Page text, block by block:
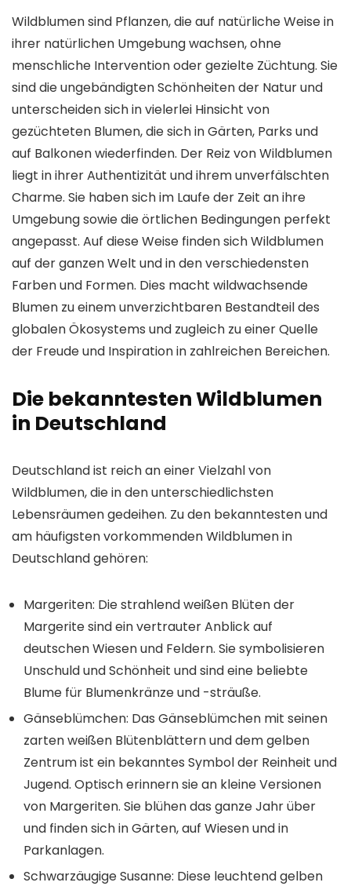
Wildblumen sind Pflanzen, die auf natürliche Weise in
ihrer natürlichen Umgebung wachsen, ohne
menschliche Intervention oder gezielte Züchtung. Sie
sind die ungebändigten Schönheiten der Natur und
unterscheiden sich in vielerlei Hinsicht von
gezüchteten Blumen, die sich in Gärten, Parks und
auf Balkonen wiederfinden. Der Reiz von Wildblumen
liegt in ihrer Authentizität und ihrem unverfälschten
Charme. Sie haben sich im Laufe der Zeit an ihre
Umgebung sowie die örtlichen Bedingungen perfekt
angepasst. Auf diese Weise finden sich Wildblumen
auf der ganzen Welt und in den verschiedensten
Farben und Formen. Dies macht wildwachsende
Blumen zu einem unverzichtbaren Bestandteil des
globalen Ökosystems und zugleich zu einer Quelle
der Freude und Inspiration in zahlreichen Bereichen.
Die bekanntesten Wildblumen
in Deutschland
Deutschland ist reich an einer Vielzahl von
Wildblumen, die in den unterschiedlichsten
Lebensräumen gedeihen. Zu den bekanntesten und
am häufigsten vorkommenden Wildblumen in
Deutschland gehören:
Margeriten: Die strahlend weißen Blüten der
Margerite sind ein vertrauter Anblick auf
deutschen Wiesen und Feldern. Sie symbolisieren
Unschuld und Schönheit und sind eine beliebte
Blume für Blumenkränze und -sträuße.
Gänseblümchen: Das Gänseblümchen mit seinen
zarten weißen Blütenblättern und dem gelben
Zentrum ist ein bekanntes Symbol der Reinheit und
Jugend. Optisch erinnern sie an kleine Versionen
von Margeriten. Sie blühen das ganze Jahr über
und finden sich in Gärten, auf Wiesen und in
Parkanlagen.
Schwarzäugige Susanne: Diese leuchtend gelben